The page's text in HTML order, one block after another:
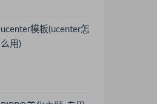
ucenter模板(ucenter怎
么用)